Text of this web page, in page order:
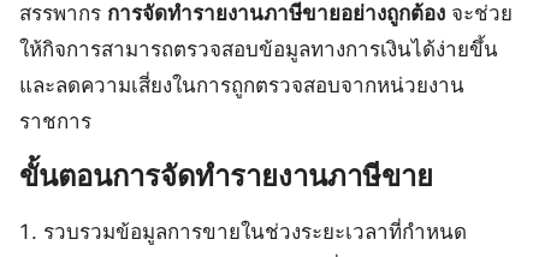
สรรพากร การจัดทำรายงานภาษีขายอย่างถูกต้อง จะช่วย
ให้กิจการสามารถตรวจสอบข้อมูลทางการเงินได้ง่ายขึ้น
และลดความเสี่ยงในการถูกตรวจสอบจากหน่วยงาน
ราชการ
ขั้นตอนการจัดทำรายงานภาษีขาย
รวบรวมข้อมูลการขายในช่วงระยะเวลาที่กำหนด